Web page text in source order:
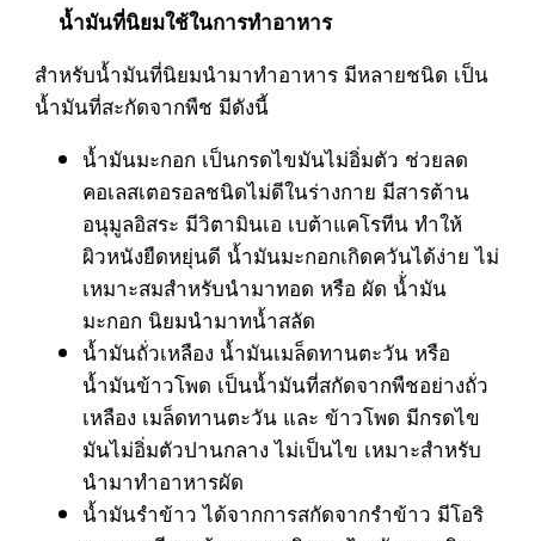
น้ำมันที่นิยมใช้ในการทำอาหาร
สำหรับน้ำมันที่นิยมนำมาทำอาหาร มีหลายชนิด เป็น
น้ำมันที่สะกัดจากพืช มีดังนี้
น้ำมันมะกอก เป็นกรดไขมันไม่อิ่มตัว ช่วยลด
คอเลสเตอรอลชนิดไม่ดีในร่างกาย มีสารต้าน
อนุมูลอิสระ มีวิตามินเอ เบต้าแคโรทีน ทำให้
ผิวหนังยืดหยุ่นดี น้ำมันมะกอกเกิดควันได้ง่าย ไม่
เหมาะสมสำหรับนำมาทอด หรือ ผัด น้่ำมัน
มะกอก นิยมนำมาทน้ำสลัด
น้ำมันถั่วเหลือง น้ำมันเมล็ดทานตะวัน หรือ
น้ำมันข้าวโพด เป็นน้ำมันที่สกัดจากพืชอย่างถั่ว
เหลือง เมล็ดทานตะวัน และ ข้าวโพด มีกรดไข
มันไม่อิ่มตัวปานกลาง ไม่เป็นไข เหมาะสำหรับ
นำมาทำอาหารผัด
น้ำมันรำข้าว ได้จากการสกัดจากรำข้าว มีโอริ